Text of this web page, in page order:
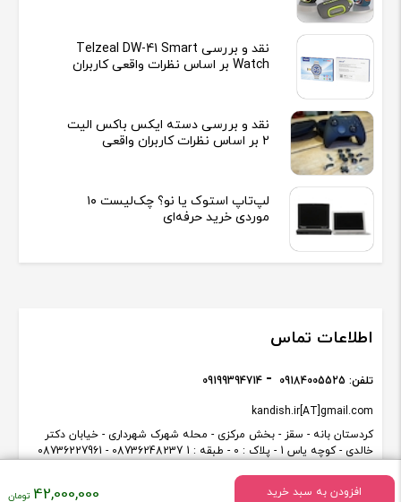
افزودن به سبد خرید 42,000,000
سلام بازی فول میریزید
پاسخ :
با عرض سلام هزینه بازی جداست مایل بودید با پشتیبانی تماس بگیرید
نقد و بررسی Telzeal DW-41 Smart
Watch بر اساس نظرات واقعی کاربران
نقد و بررسی دسته ایکس باکس الیت
2 بر اساس نظرات کاربران واقعی
لپ‌تاپ استوک یا نو؟ چک‌لیست ۱۰
موردی خرید حرفه‌ای
اطلاعات تماس
کردستان بانه - سقز - بخش مرکزی - محله شهرک شهرداری - خیابان دکتر
خالدی - کوچه یاس 1 - پلاک : 0 - طبقه : 1 08736248237 - 08736227961
kandish.ir[AT]gmail.com
تلفن: 09184005525
09199394714